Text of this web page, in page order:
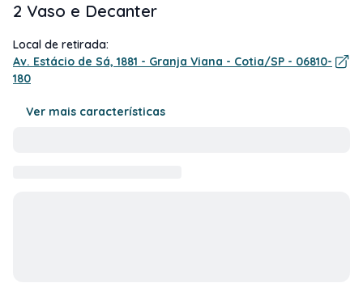
2 Vaso e Decanter
Local de retirada:
Av. Estácio de Sá, 1881 - Granja Viana - Cotia/SP - 06810-
180
Ver mais características